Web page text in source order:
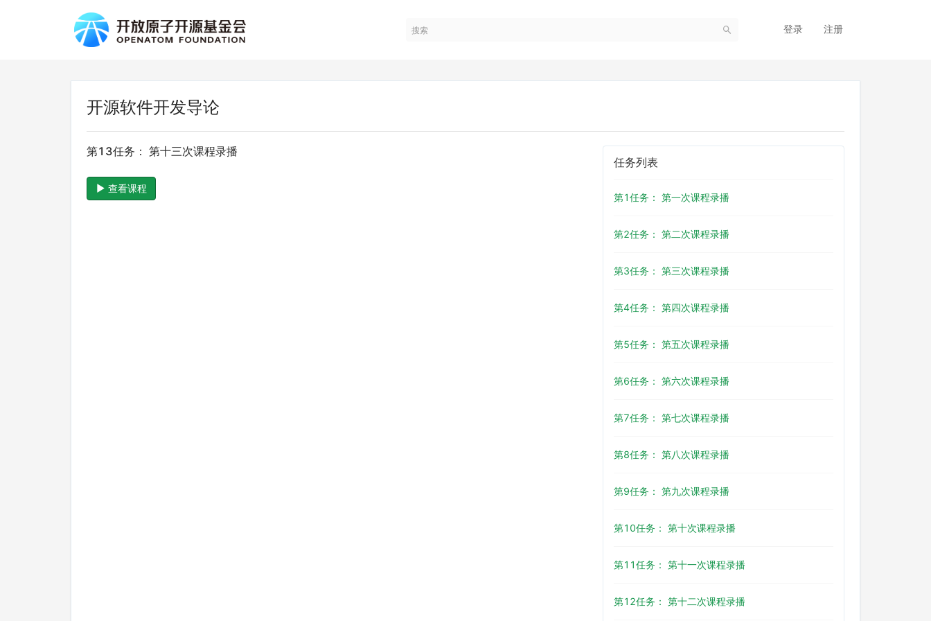
登录 注册
开源软件开发导论
第13任务： 第十三次课程录播
查看课程
任务列表
第1任务： 第一次课程录播
第2任务： 第二次课程录播
第3任务： 第三次课程录播
第4任务： 第四次课程录播
第5任务： 第五次课程录播
第6任务： 第六次课程录播
第7任务： 第七次课程录播
第8任务： 第八次课程录播
第9任务： 第九次课程录播
第10任务： 第十次课程录播
第11任务： 第十一次课程录播
第12任务： 第十二次课程录播